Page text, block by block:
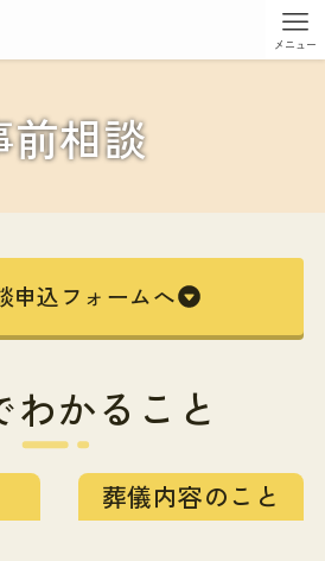
メニュー
前相談
申込フォームへ
わかること
葬儀内容のこと